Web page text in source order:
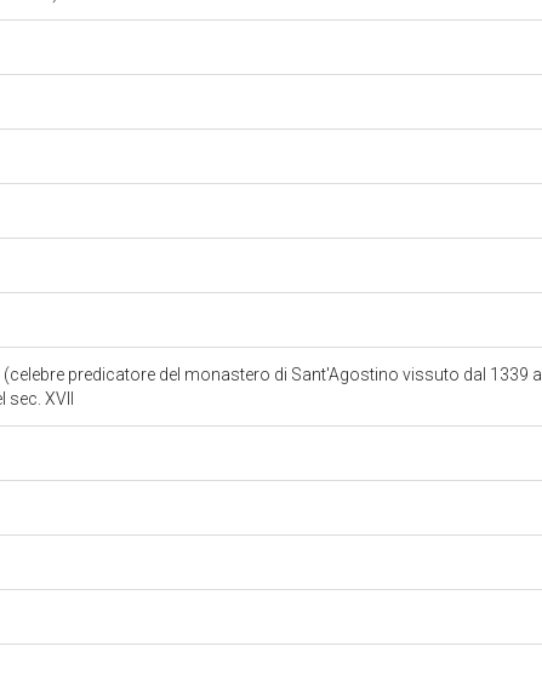
predicatore del monastero di Sant'Agostino vissuto dal 1339 al
XVII